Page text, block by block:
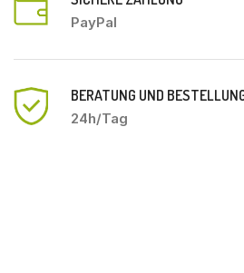
PayPal
BERATUNG UND
24h/Tag